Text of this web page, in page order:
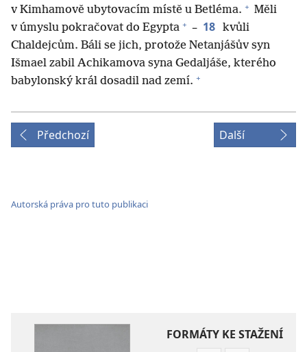
v Kimhamově ubytovacím místě u Betléma. + Měli
v úmyslu pokračovat do Egypta + – 18 kvůli
Chaldejcům. Báli se jich, protože Netanjášův syn
Išmael zabil Achikamova syna Gedaljáše, kterého
babylonský král dosadil nad zemí. +
Předchozí Další
Autorská práva pro tuto publikaci
FORMÁTY KE STAŽENÍ